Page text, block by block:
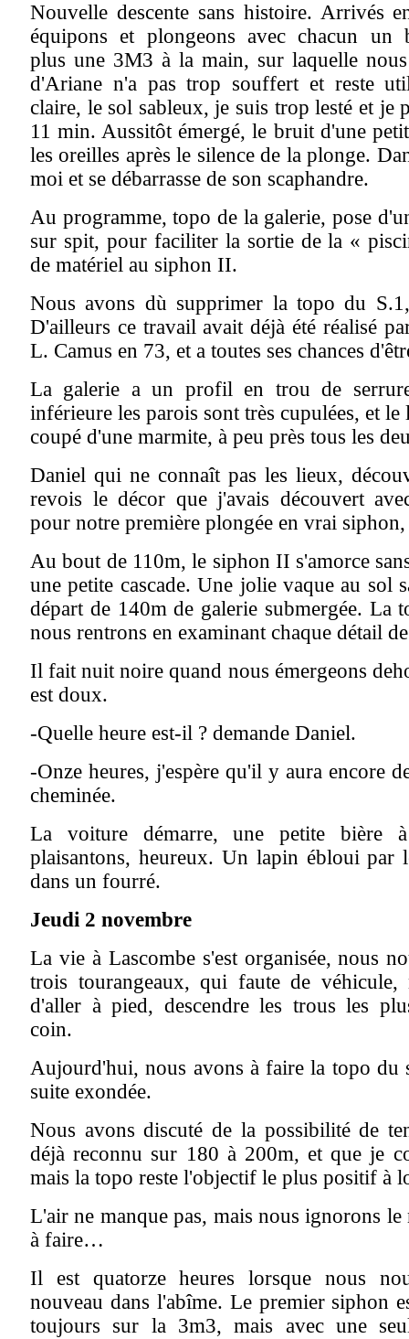
Nouvelle descente sans histoire. Arrivés
équipons et plongeons avec chacun un
plus une 3M3 à la main, sur laquelle
d'Ariane n'a pas trop souffert et reste
claire, le sol sableux, je suis trop lesté et je
11 min. Aussitôt émergé, le bruit d'une
les oreilles après le silence de la plonge.
moi et se débarrasse de son scaphandre.
Au programme, topo de la galerie, pose
sur spit, pour faciliter la sortie de la «
de matériel au siphon II.
Nous avons dù supprimer la topo du
D'ailleurs ce travail avait déjà été réalisé
L. Camus en 73, et a toutes ses chances
La galerie a un profil en trou de
inférieure les parois sont très cupulées, et
coupé d'une marmite, à peu près tous les
Daniel qui ne connaît pas les lieux,
revois le décor que j'avais découvert
pour notre première plongée en vrai
Au bout de 110m, le siphon II s'amorce
une petite cascade. Une jolie vaque au sol
départ de 140m de galerie submergée. La
nous rentrons en examinant chaque détail
Il fait nuit noire quand nous émergeons
est doux.
-Quelle heure est-il ? demande Daniel.
-Onze heures, j'espère qu'il y aura encore
cheminée.
La voiture démarre, une petite bière
plaisantons, heureux. Un lapin ébloui par
dans un fourré.
Jeudi 2 novembre
La vie à Lascombe s'est organisée, nous
trois tourangeaux, qui faute de véhicule,
d'aller à pied, descendre les trous les
coin.
Aujourd'hui, nous avons à faire la topo du
suite exondée.
Nous avons discuté de la possibilité de
déjà reconnu sur 180 à 200m, et que je
mais la topo reste l'objectif le plus positif à
L'air ne manque pas, mais nous ignorons le
à faire…
Il est quatorze heures lorsque nous
nouveau dans l'abîme. Le premier siphon
toujours sur la 3m3, mais avec une